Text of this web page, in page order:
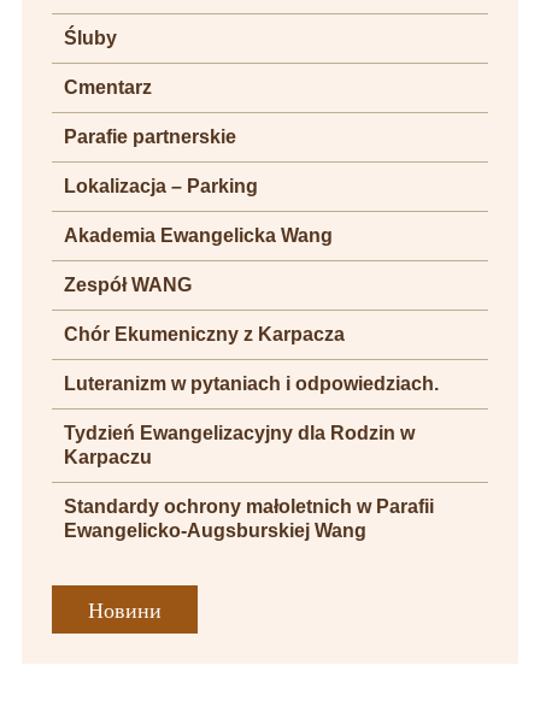
Śluby
Cmentarz
Parafie partnerskie
Lokalizacja – Parking
Akademia Ewangelicka Wang
Zespół WANG
Chór Ekumeniczny z Karpacza
Luteranizm w pytaniach i odpowiedziach.
Tydzień Ewangelizacyjny dla Rodzin w
Karpaczu
Standardy ochrony małoletnich w Parafii
Ewangelicko-Augsburskiej Wang
Новини